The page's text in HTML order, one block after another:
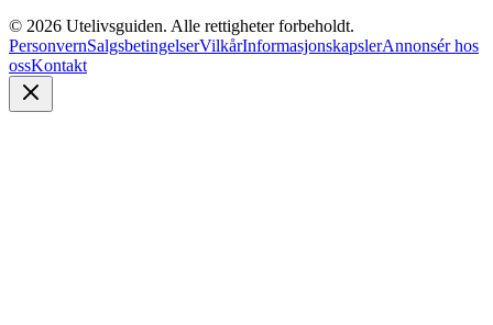
© 2026 Utelivsguiden. Alle rettigheter forbeholdt.
PersonvernSalgsbetingelserVilkårInformasjonskapslerAnnonsér hos
ossKontakt